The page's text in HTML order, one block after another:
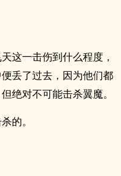
这一击伤到什么程度，
丢了过去，因为他们都
绝对不可能击杀翼魔。
的。